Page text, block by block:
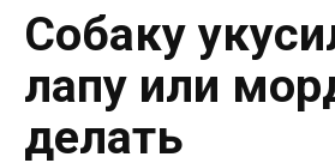
Собаку
лапу или
делать